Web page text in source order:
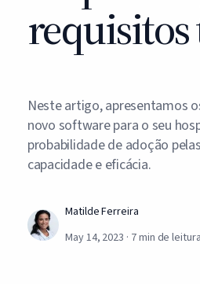
requisitos
Neste artigo, apresentamos
novo software para o seu
probabilidade de adoção
capacidade e eficácia.
Matilde Ferreira
May 14, 2023 · 7min de leitura